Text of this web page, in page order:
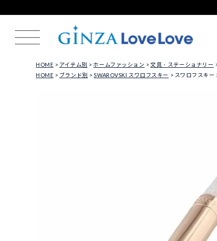
HOME アイテム別 ホームファッション 文具・ステーショナリー
HOME
ブランド別 SWAROVSKI スワロフスキー スワロフスキー